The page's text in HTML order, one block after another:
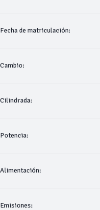
Fecha de matriculación:
Cambio:
Cilindrada:
Potencia:
Alimentación:
Emisiones: